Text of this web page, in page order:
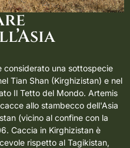
considerato una sottospecie
Tian Shan (Kirghizistan) e nel
Il Tetto del Mondo. Artemis
allo stambecco dell'Asia
(vicino al confine con la
Caccia in Kirghizistan è
rispetto al Tagikistan,